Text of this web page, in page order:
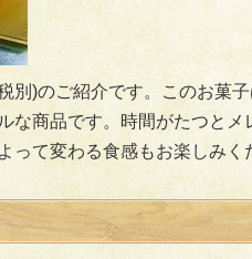
別)のご紹介です。このお菓
な商品です。時間がたつと
って変わる食感もお楽しみく